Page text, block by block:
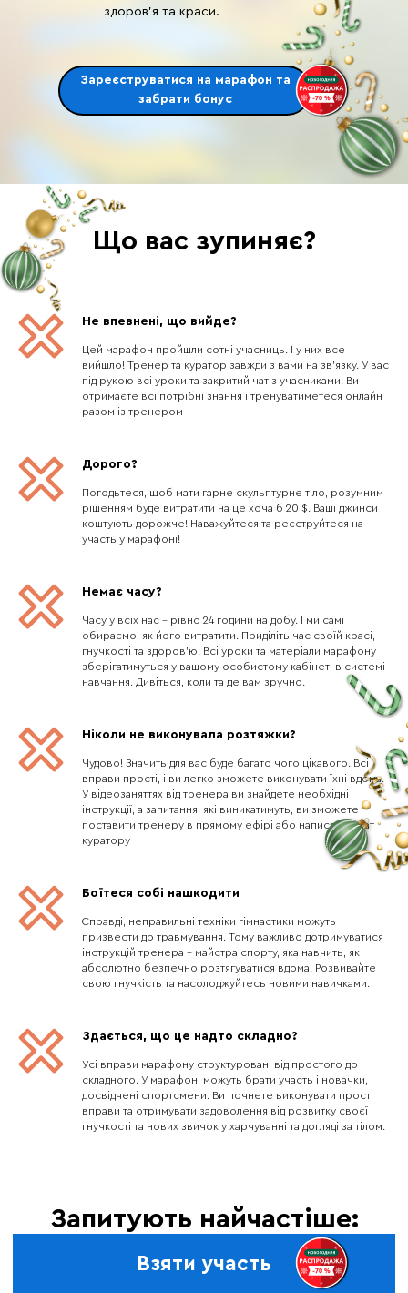
здоров'я та краси.
Зареєструватися на марафон та
забрати бонус
Що вас зупиняє?
Не впевнені, що вийде?
Цей марафон пройшли сотні учасниць. І у них все
вийшло! Тренер та куратор завжди з вами на зв'язку. У вас
під рукою всі уроки та закритий чат з учасниками. Ви
отримаєте всі потрібні знання і тренуватиметеся онлайн
разом із тренером
Дорого?
Погодьтеся, щоб мати гарне скульптурне тіло, розумним
рішенням буде витратити на це хоча б 20 $. Ваші джинси
коштують дорожче! Наважуйтеся та реєструйтеся на
участь у марафоні!
Немає часу?
Часу у всіх нас – рівно 24 години на добу. І ми самі
обираємо, як його витратити. Приділіть час своїй красі,
гнучкості та здоров'ю. Всі уроки та матеріали марафону
зберігатимуться у вашому особистому кабінеті в системі
навчання. Дивіться, коли та де вам зручно.
Ніколи не виконувала розтяжки?
Чудово! Значить для вас буде багато чого цікавого. Всі
вправи прості, і ви легко зможете виконувати їхні вдома.
У відеозаняттях від тренера ви знайдете необхідні
інструкції, а запитання, які виникатимуть, ви зможете
поставити тренеру в прямому ефірі або написати в чат
куратору
Боїтеся собі нашкодити
Справді, неправильні техніки гімнастики можуть
призвести до травмування. Тому важливо дотримуватися
інструкцій тренера – майстра спорту, яка навчить, як
абсолютно безпечно розтягуватися вдома. Розвивайте
свою гнучкість та насолоджуйтесь новими навичками.
Здається, що це надто складно?
Усі вправи марафону структуровані від простого до
складного. У марафоні можуть брати участь і новачки, і
досвідчені спортсмени. Ви почнете виконувати прості
вправи та отримувати задоволення від розвитку своєї
гнучкості та нових звичок у харчуванні та догляді за тілом.
Запитують найчастіше:
Взяти участь